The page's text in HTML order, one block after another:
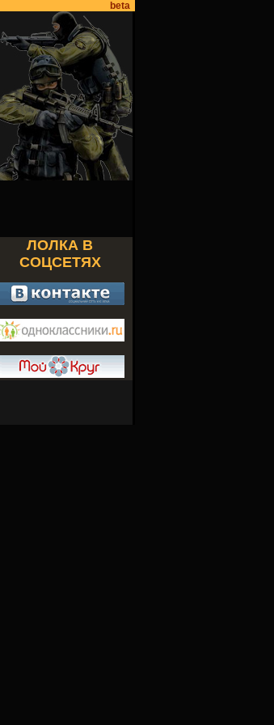
beta
ЛОЛКА В
СОЦСЕТЯХ